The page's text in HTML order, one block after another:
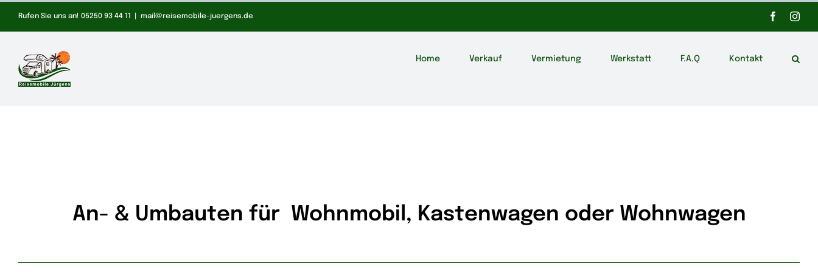
Rufen Sie uns an! 05250 93 44 11 mail@reisemobile-juergens.de Facebook
Home Verkauf Vermietung Werkstatt F.A.Q Kontakt
An- & Umbauten für Wohnmobil, Kastenwagen oder Wohnwagen